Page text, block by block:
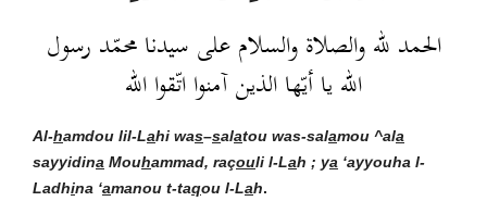
الحمد لله والصلاة والسلام على سيدنا محمّد رسول
الله يا أيّها الذين آمنوا اتّقوا الله
Al-hamdou lil-Lahi was–salatou was-salamou ^ala
sayyidina Mouhammad, raçouli l-Lah ; ya ‘ayyouha l-
Ladhina ‘amanou t-taqou l-Lah.